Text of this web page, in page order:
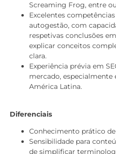
Screaming Frog, entre
Excelentes
autogestão, com
respetivas conclusões
explicar conceitos
clara.
Experiência prévia em
mercado, especialmente
América Latina.
Diferenciais
Conhecimento prático
Sensibilidade para
de simplificar